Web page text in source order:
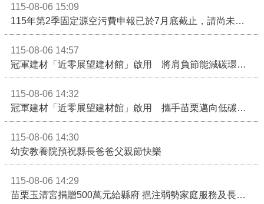
115-08-06 15:09
115年第2季固定源空污費申報已於7月底截止，請尚未申報公私場所儘速完成申繳，以免面臨滯納金及罰鍰!
115-08-06 14:57
冠軍建材「近零展望建材館」啟用 將肩負節能減碳環境教育重任
115-08-06 14:32
冠軍建材「近零展望建材館」啟用 攜手苗栗邁向低碳建築新未來
115-08-06 14:30
幼安教養院預祝縣長爸爸父親節快樂
115-08-06 14:29
苗栗玉清宮捐贈500萬元給縣府 挹注弱勢家庭服務及長照醫療資源